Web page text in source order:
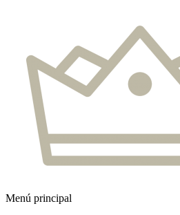
Menú principal